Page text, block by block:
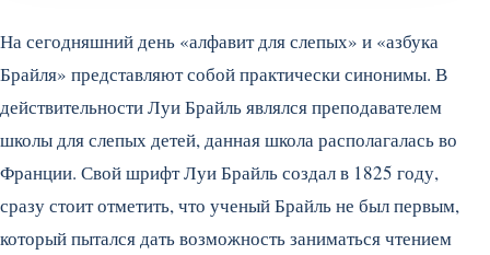
На сегодняшний день «алфавит для слепых» и «азбука
Брайля» представляют собой практически синонимы. В
действительности Луи Брайль являлся преподавателем
школы для слепых детей, данная школа располагалась во
Франции. Свой шрифт Луи Брайль создал в 1825 году,
сразу стоит отметить, что ученый Брайль не был первым,
который пытался дать возможность заниматься чтением